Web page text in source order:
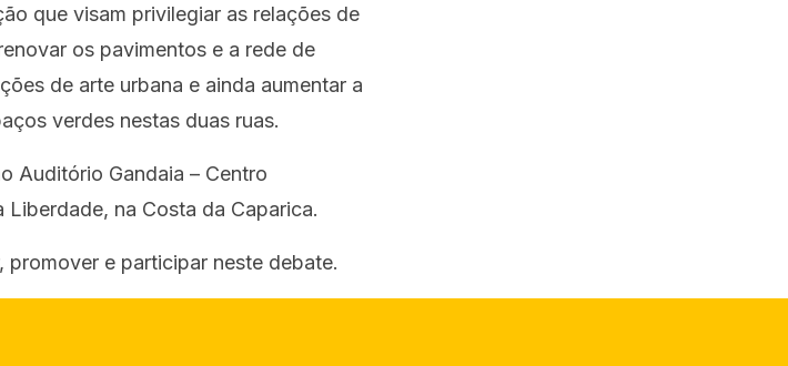
que visam privilegiar as relações de
os pavimentos e a rede de
de arte urbana e ainda aumentar a
verdes nestas duas ruas.
Auditório Gandaia – Centro
Liberdade, na Costa da Caparica.
e participar neste debate.